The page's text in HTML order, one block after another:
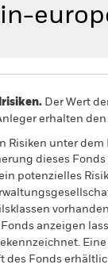
Der Wert
erhalten
Risiken unter dem
dieses
potenzielles
anzeigen
des Fonds